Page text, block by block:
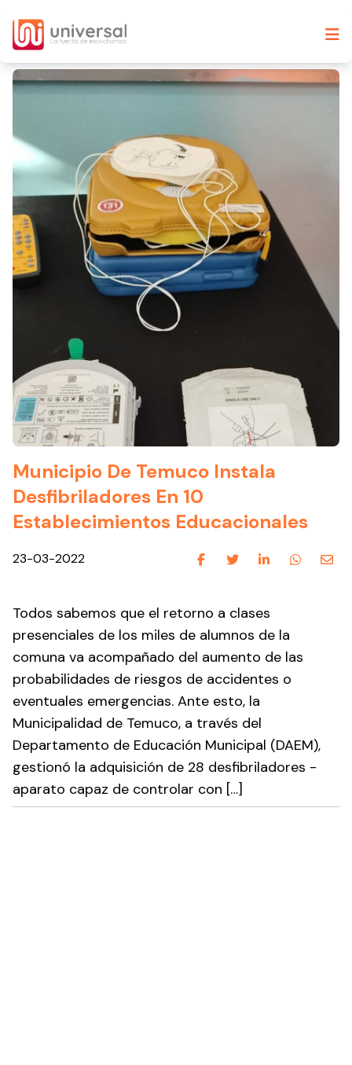
Municipio De Temuco Instala
Desfibriladores En 10
Establecimientos Educacionales
23-03-2022
Todos sabemos que el retorno a clases
presenciales de los miles de alumnos de la
comuna va acompañado del aumento de las
probabilidades de riesgos de accidentes o
eventuales emergencias. Ante esto, la
Municipalidad de Temuco, a través del
Departamento de Educación Municipal (DAEM),
gestionó la adquisición de 28 desfibriladores -
aparato capaz de controlar con […]